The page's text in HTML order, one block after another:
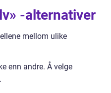
-alternativer
mellom ulike
enn andre. Å velge